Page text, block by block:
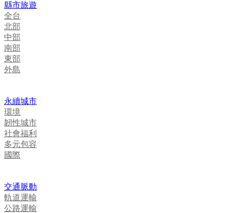
縣市旅遊
全台
北部
中部
南部
東部
外島
永續城市
環境
韌性城市
社會福利
多元包容
國際
交通脈動
軌道運輸
公路運輸